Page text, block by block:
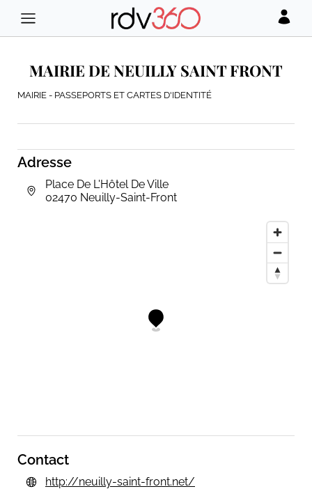
Adresse
Place De L'Hôtel De Ville
02470 Neuilly-Saint-Front
Contact
http://neuilly-saint-front.net/
MAIRIE DE NEUILLY SAINT FRONT
MAIRIE - PASSEPORTS ET CARTES D'IDENTITÉ